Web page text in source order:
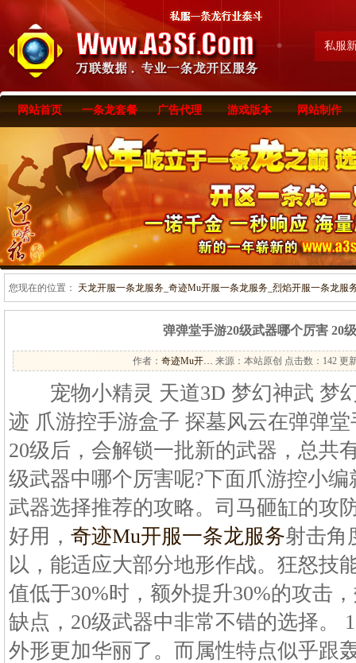
私服
网站首页 一条龙套餐 广告代理 游戏版本 网站制作
您现在的位置： 天龙开服一条龙服务_奇迹Mu开服一条龙服务_烈焰开服一条龙服
弹弹堂手游20级武器哪个厉害 20
作者： 奇迹Mu开… 来源：本站原创 点击数： 142 更
宠物小精灵 天道3D 梦幻神武 梦
迹 爪游控手游盒子 探墓风云在弹弹
20级后，会解锁一批新的武器，总共
级武器中哪个厉害呢?下面爪游控小
武器选择推荐的攻略。司马砸缸的攻
好用， 奇迹Mu开服一条龙服务射击角
以，能适应大部分地形作战。狂怒技
值低于30%时，额外提升30%的攻击
缺点，20级武器中非常不错的选择。
外形更加华丽了。而属性特点似乎跟